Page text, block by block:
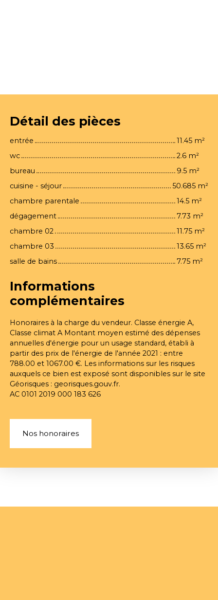
Détail des pièces
entrée
11.45 m²
wc
2.6 m²
bureau
9.5 m²
cuisine - séjour
50.685 m²
chambre parentale
14.5 m²
dégagement
7.73 m²
chambre 02
11.75 m²
chambre 03
13.65 m²
salle de bains
7.75 m²
Informations
complémentaires
Honoraires à la charge du vendeur. Classe énergie A,
Classe climat A Montant moyen estimé des dépenses
annuelles d'énergie pour un usage standard, établi à
partir des prix de l'énergie de l'année 2021 : entre
788.00 et 1067.00 €. Les informations sur les risques
auxquels ce bien est exposé sont disponibles sur le site
Géorisques : georisques.gouv.fr.
AC 0101 2019 000 183 626
Nos honoraires